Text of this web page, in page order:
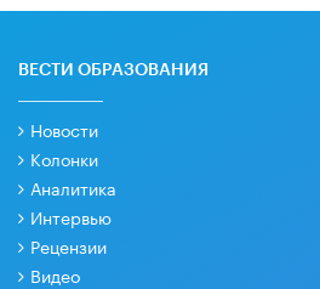
ВЕСТИ ОБРАЗОВАНИЯ
Новости
Колонки
Аналитика
Интервью
Рецензии
Видео